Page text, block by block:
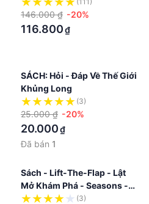
146.000 ₫ -20%
116.800₫
SÁCH: Hỏi - Đáp Về Thế Giới
Khủng Long
(3)
25.000 ₫ -20%
20.000₫
Đã bán 1
Sách - Lift-The-Flap - Lật
Mở Khám Phá - Seasons -
Các Mùa Trong Năm
(3)